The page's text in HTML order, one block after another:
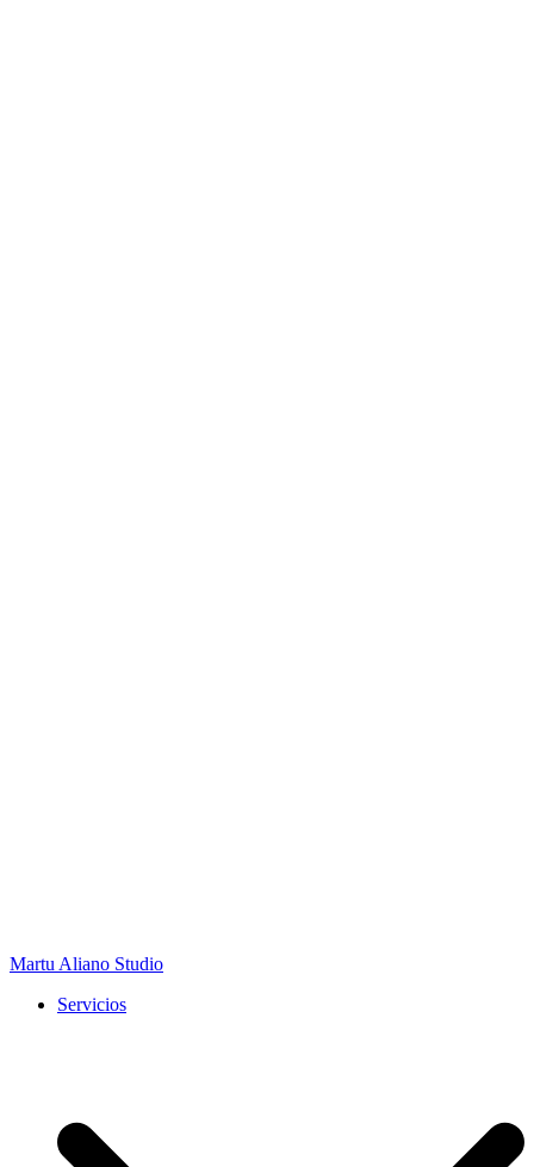
Martu Aliano Studio
Servicios